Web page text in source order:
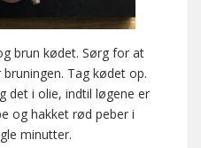
brun kødet. Sørg for at
Tag kødet op.
det i olie, indtil løgene er
og hakket rød peber i
minutter.